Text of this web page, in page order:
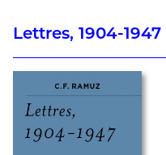
Lettres, 1904-1947